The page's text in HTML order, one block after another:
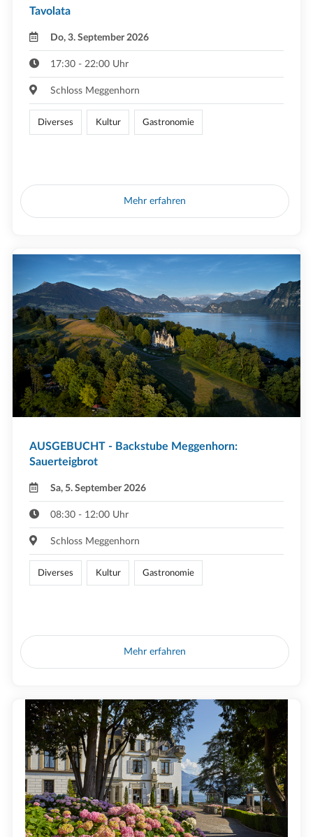
Tavolata
Do, 3. September 2026
17:30 - 22:00 Uhr
Schloss Meggenhorn
Diverses Kultur Gastronomie
Mehr erfahren
AUSGEBUCHT - Backstube Meggenhorn:
Sauerteigbrot
Sa, 5. September 2026
08:30 - 12:00 Uhr
Schloss Meggenhorn
Diverses Kultur Gastronomie
Mehr erfahren